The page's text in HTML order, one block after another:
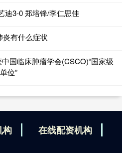
迪3-0 郑培锋/李仁思佳
炎有什么症状
国临床肿瘤学会(CSCO)“国家级
位”
构 在线配资机构